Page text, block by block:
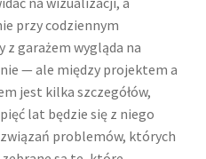
przy codziennym
garażem wygląda na
— ale między projektem a
jest kilka szczegółów,
lat będzie się z niego
problemów, których